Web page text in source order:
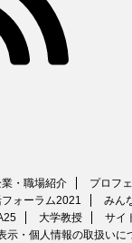
・職場紹介
プロフ
ォーラム2021 みん
大学教授 サイ
示・個人情報の取扱いに